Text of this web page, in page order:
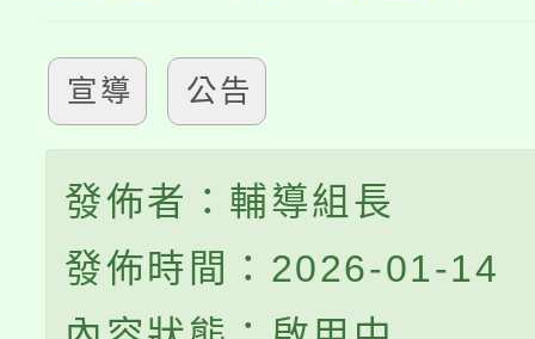
宣導 公告
發佈者：輔導組長
發佈時間：2026-01-14